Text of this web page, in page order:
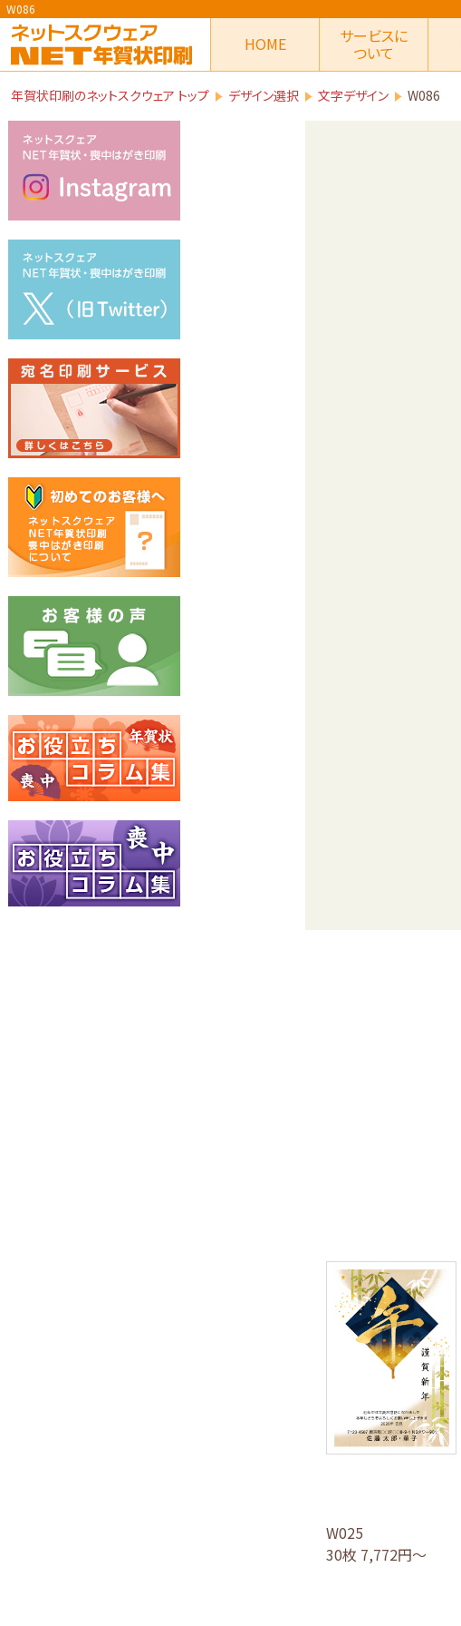
W086
HOME サービスに
ついて
年賀状印刷のネットスクウェア トップ デザイン選択 文字デザイン W086
W025
30枚 7,772円～